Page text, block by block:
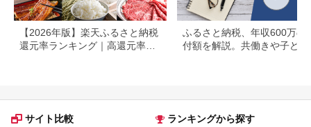
【2026年版】楽天ふるさと納税
還元率ランキング｜高還元率返
ふるさと納税、年収600万の
付額を解説。共働きや子ども
サイト比較 ランキングから探す